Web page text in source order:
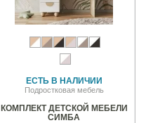
ЕСТЬ В НАЛИЧИИ
Подростковая мебель
КОМПЛЕКТ ДЕТСКОЙ МЕБЕЛИ
СИМБА